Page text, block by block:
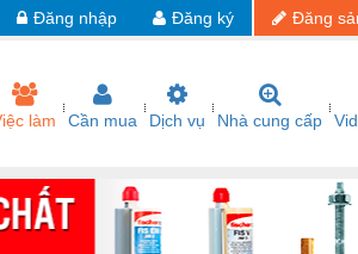
Đăng
Đăng ký
Đăng nhập
làm Cần mua Dịch vụ Nhà cung cấp